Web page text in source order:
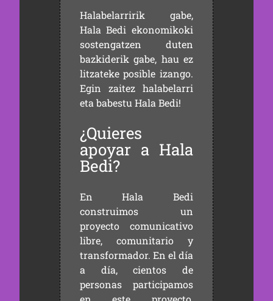
Halabelarririk gabe,
Hala Bedi ekonomikoki
sostengatzen duten
bazkiderik gabe, hau ez
litzateke posible izango.
Egin zaitez halabelarri
eta babestu Hala Bedi!
¿Quieres
apoyar a Hala
Bedi?
En Hala Bedi
construimos un
proyecto comunicativo
libre, comunitario y
transformador. En el día
a día, cientos de
personas participamos